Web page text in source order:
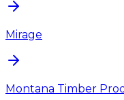
Mirage
Montana Timber